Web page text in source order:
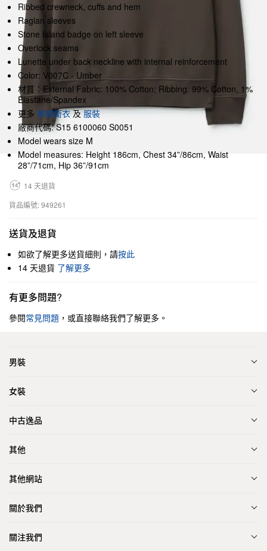
Ribbed crewneck, cuffs and hem
Raglan sleeves
Stone Island badge on left sleeve
Overlock seams
Lunette under back neckline with internal reinforcement
Color: V007C - Umber
材質：External Fabric: 100% Cotton; Ribbing: 99% Cotton, 1%
Elastane/Spandex
更多 無帽衛衣及服裝
廠商代碼: S15 6100060 S0051
Model wears size M
Model measures: Height 186cm, Chest 34”/86cm, Waist
28”/71cm, Hip 36”/91cm
14 天退貨
貨品編號: 949261
送貨及退貨
如欲了解更多送貨細則，請按此
14 天退貨 了解更多
有更多問題?
參閱常見問題 ，或直接聯絡我們了解更多。
男裝
女裝
中古逸品
其他
其他網站
關於我們
關注我們